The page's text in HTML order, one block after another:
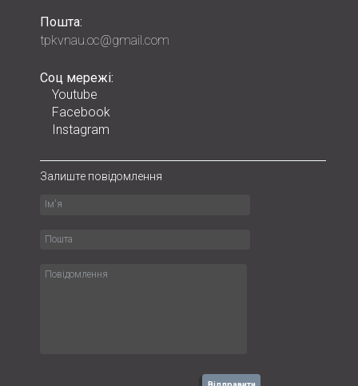
Пошта:
tpkvnau.oc@gmail.com
Соц мережі:
Youtube
Facebook
Instagram
Залиште повідомлення